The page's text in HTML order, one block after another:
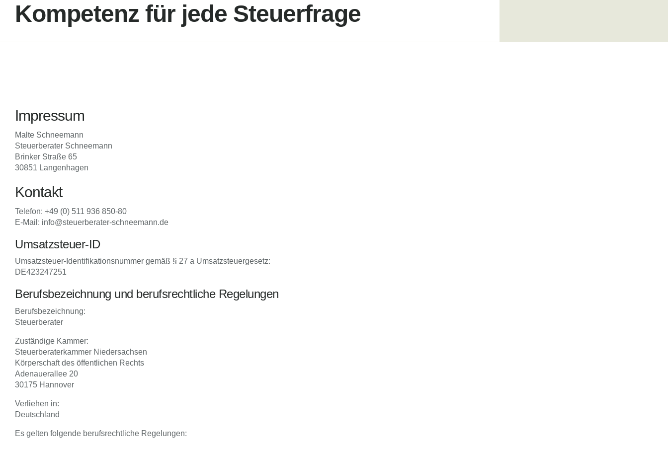
Kompetenz für jede Steuerfrage
Impressum
Malte Schneemann
Steuerberater Schneemann
Brinker Straße 65
30851 Langenhagen
Kontakt
Telefon: +49 (0) 511 936 850-80
E-Mail: info@steuerberater-schneemann.de
Umsatzsteuer-ID
Umsatzsteuer-Identifikationsnummer gemäß § 27 a Umsatzsteuergesetz:
DE423247251
Berufsbezeichnung und berufsrechtliche Regelungen
Berufsbezeichnung:
Steuerberater
Zuständige Kammer:
Steuerberaterkammer Niedersachsen
Körperschaft des öffentlichen Rechts
Adenauerallee 20
30175 Hannover
Verliehen in:
Deutschland
Es gelten folgende berufsrechtliche Regelungen: